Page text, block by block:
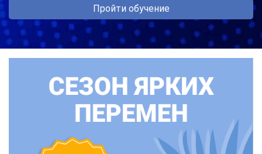
Пройти обучение